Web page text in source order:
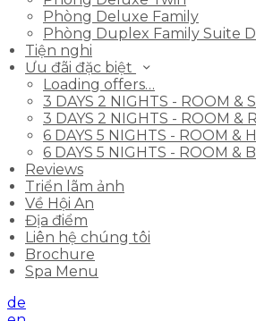
Phòng Deluxe Family
Phòng Duplex Family Suite
Tiện nghi
Ưu đãi đặc biệt
Loading offers…
3 DAYS 2 NIGHTS - ROOM &
3 DAYS 2 NIGHTS - ROOM &
6 DAYS 5 NIGHTS - ROOM &
6 DAYS 5 NIGHTS - ROOM &
Reviews
Triển lãm ảnh
Về Hội An
Địa điểm
Liên hệ chúng tôi
Brochure
Spa Menu
de